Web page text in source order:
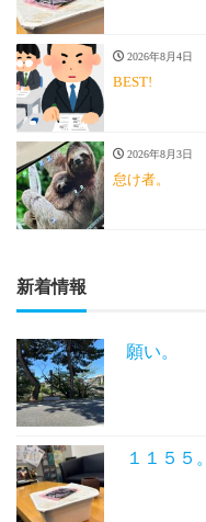
2026年8月4日
BEST!
2026年8月3日
怠け者。
新着情報
願い。
１１５５。